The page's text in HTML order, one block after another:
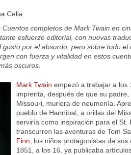
Cella.
completos de Mark Twain en
esfuerzo editorial, con nuevas
gusto por el absurdo, pero sobre todo el
con fuerza y vitalidad en estos
oscuros.
Mark Twain empezó a trabajar a los
imprenta, después de que su
Missouri, muriera de neumonía.
pueblo de Hannibal, a orillas del
serviría como inspiración para el St.
transcurren las aventuras de Tom
Finn , los niños protagonistas de
1851, a los 16, ya publicaba